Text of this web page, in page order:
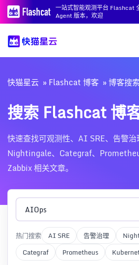
一站式智能观测平台 Flashcat
Agent 版本，欢迎
快猫星云 Flashcat 博客 博客搜索
搜索 Flashcat 博
快速查找可观测性、AI SRE、告警治
Nightingale、Categraf、
Zabbix 相关文章。
热门搜索 AI SRE 告警治理
Categraf
Prometheus